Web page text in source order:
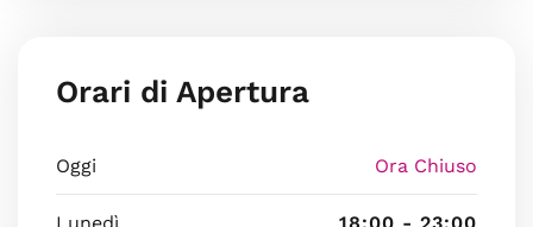
Orari di Apertura
Oggi Ora Chiuso